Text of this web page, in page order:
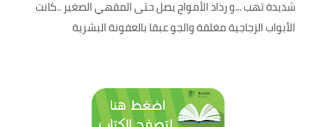
شديدة تهب ...و رذاذ الأمواج يصل حتى المقهي الصغير ..كانت
الأبواب الزجاجية مغلقة والجو عبقا بالعفونة البشرية